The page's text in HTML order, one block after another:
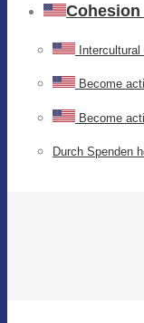
Become
Become
Durch Spenden